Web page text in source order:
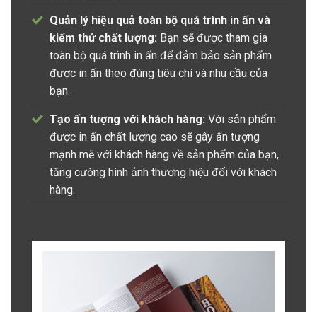
Quản lý hiệu quả toàn bộ quá trình in ấn và
kiểm thử chất lượng: Bạn sẽ được tham gia
toàn bộ quá trình in ấn để đảm bảo sản phẩm
được in ấn theo đúng tiêu chí và nhu cầu của
bạn.
Tạo ấn tượng với khách hàng: Với sản phẩm
được in ấn chất lượng cao sẽ gây ấn tượng
mạnh mẽ với khách hàng về sản phẩm của bạn,
tăng cường hình ảnh thương hiệu đối với khách
hàng.